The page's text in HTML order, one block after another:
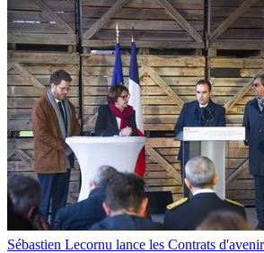
Sébastien Lecornu lance les Contrats